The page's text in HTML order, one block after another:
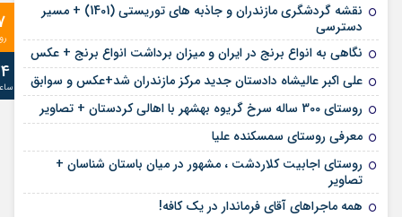
نقشه گردشگری مازندران و جاذبه های توریستی (1401) + مسیر
دسترسی
نگاهی به انواع برنج در ایران و میزان برداشت انواع برنج + عکس
علی‌ اکبر عالیشاه دادستان جدید مرکز مازندران شد+عکس و سوابق
روستای 300 ساله سرخ ‌گریوه بهشهر با اهالی کردستان + تصاویر
معرفی روستای سمسکنده علیا
روستای اجابیت کلاردشت ، مشهور در میان باستان شناسان +
تصاویر
همه ماجراهای آقای فرماندار در یک کافه!